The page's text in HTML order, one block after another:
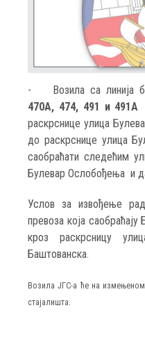
- Возила са линија
470A, 474, 491 и 491A
раскрснице улица
до раскрснице улица
саобраћати следећим
Булевар Ослобођења и
Услов за извођење
превоза која
кроз раскрсницу
Баштованска.
Возила ЈГС-а ће на измењеном
стајалишта.